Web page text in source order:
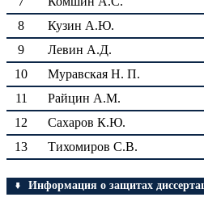
8
Кузин А.Ю.
9
Левин А.Д.
10
Муравская Н. П.
11
Райцин А.М.
12
Сахаров К.Ю.
13
Тихомиров С.В.
Информация о защитах